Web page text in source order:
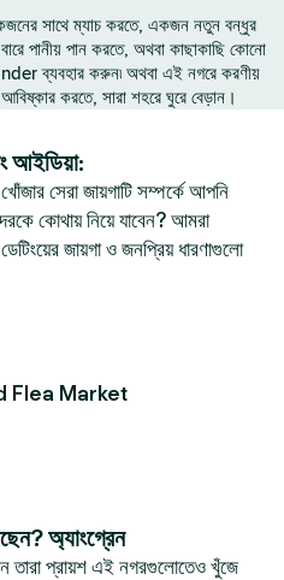
সাথে ম্যাচ করতে, একজন নতুন বন্ধুর
পানীয় পান করতে, অথবা কাছাকাছি কোনো
ব্যবহার করুন৷ অথবা এই নগরে করণীয়
করতে, সারা শহরে ঘুরে বেড়ান।
আইডিয়া:
সেরা জায়গাটি সম্পর্কে আপনি
কোথায় নিয়ে যাবেন? আমরা
জায়গা ও জনপ্রিয় ধারণাগুলো
Flea Market
অ্যাংগ্রেন
তারা প্রায়শ এই নগরগুলোতেও খুঁজে